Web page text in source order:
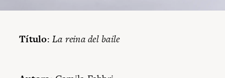
Título: La reina del baile